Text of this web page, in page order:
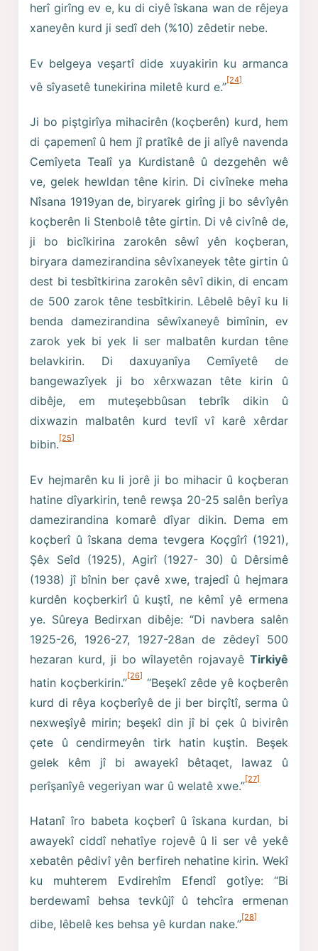
herî girîng ev e, ku di ciyê îskana wan de rêjeya
xaneyên kurd ji sedî deh (%10) zêdetir nebe.
Ev belgeya veşartî dide xuyakirin ku armanca
vê sîyasetê tunekirina miletê kurd e.”[24]
Ji bo piştgirîya mihacirên (koçberên) kurd, hem
di çapemenî û hem jî pratîkê de ji alîyê navenda
Cemîyeta Tealî ya Kurdistanê û dezgehên wê
ve, gelek hewldan têne kirin. Di civîneke meha
Nîsana 1919yan de, biryarek girîng ji bo sêvîyên
koçberên li Stenbolê tête girtin. Di vê civînê de,
ji bo bicîkirina zarokên sêwî yên koçberan,
biryara damezirandina sêvîxaneyek tête girtin û
dest bi tesbîtkirina zarokên sêvî dikin, di encam
de 500 zarok têne tesbîtkirin. Lêbelê bêyî ku li
benda damezirandina sêwîxaneyê bimînin, ev
zarok yek bi yek li ser malbatên kurdan têne
belavkirin. Di daxuyanîya Cemîyetê de
bangewazîyek ji bo xêrxwazan tête kirin û
dibêje, em muteşebbûsan tebrîk dikin û
dixwazin malbatên kurd tevlî vî karê xêrdar
bibin.[25]
Ev hejmarên ku li jorê ji bo mihacir û koçberan
hatine dîyarkirin, tenê rewşa 20-25 salên berîya
damezirandina komarê dîyar dikin. Dema em
koçberî û îskana dema tevgera Koçgîrî (1921),
Şêx Seîd (1925), Agirî (1927- 30) û Dêrsimê
(1938) jî bînin ber çavê xwe, trajedî û hejmara
kurdên koçberkirî û kuştî, ne kêmî yê ermena
ye. Sûreya Bedirxan dibêje: “Di navbera salên
1925-26, 1926-27, 1927-28an de zêdeyî 500
hezaran kurd, ji bo wîlayetên rojavayê Tirkiyê
hatin koçberkirin.”[26]“Beşekî zêde yê koçberên
kurd di rêya koçberîyê de ji ber birçîtî, serma û
nexweşîyê mirin; beşekî din jî bi çek û bivirên
çete û cendirmeyên tirk hatin kuştin. Beşek
gelek kêm jî bi awayekî bêtaqet, lawaz û
perîşanîyê vegeriyan war û welatê xwe.”[27]
Hatanî îro babeta koçberî û îskana kurdan, bi
awayekî ciddî nehatîye rojevê û li ser vê yekê
xebatên pêdivî yên berfireh nehatine kirin. Wekî
ku muhterem Evdirehîm Efendî gotîye: “Bi
berdewamî behsa tevkûjî û tehcîra ermenan
dibe, lêbelê kes behsa yê kurdan nake.”[28]